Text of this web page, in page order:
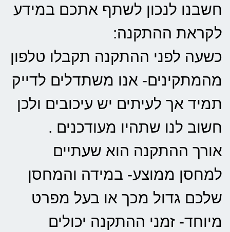
חשבנו לנכון לשתף אתכם במידע
לקראת ההתקנה:
כשעה לפני ההתקנה תקבלו טלפון
מהמתקינים- אנו משתדלים לדייק
תמיד אך לעיתים יש עיכובים ולכן
חשוב לנו שתהיו מעודכנים .
אורך ההתקנה הוא שעתיים
למחסן ממוצע- במידה והמחסן
שלכם גדול מכך או בעל מפרט
מיוחד- זמני ההתקנה יכולים